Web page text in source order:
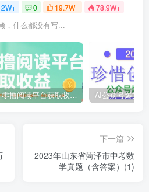
2W+ 0 19.7W+ 78.9W+
，什么都没有写...
零撸阅读平台获取收益，最新无门槛平台，一部手机即可操作，单日收益50-3张【揭秘】
下一篇
2023年山东省菏泽市中考数
学真题（含答案）(1)